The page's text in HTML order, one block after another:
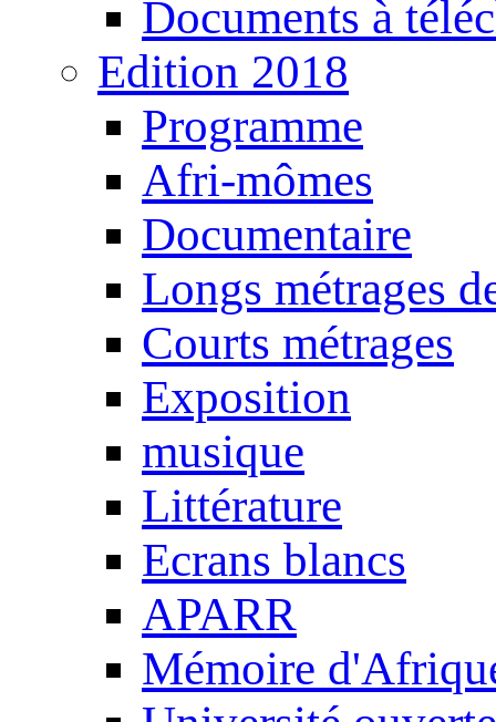
Documents à
Edition 2018
Programme
Afri-mômes
Documentaire
Longs métrages
Courts métrages
Exposition
musique
Littérature
Ecrans blancs
APARR
Mémoire